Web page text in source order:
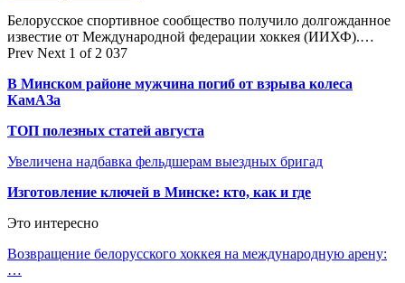
Белорусское спортивное сообщество получило долгожданное
известие от Международной федерации хоккея (ИИХФ).…
Prev Next 1 of 2 037
В Минском районе мужчина погиб от взрыва колеса
КамАЗа
ТОП полезных статей августа
Увеличена надбавка фельдшерам выездных бригад
Изготовление ключей в Минске: кто, как и где
Это интересно
Возвращение белорусского хоккея на международную арену:
…